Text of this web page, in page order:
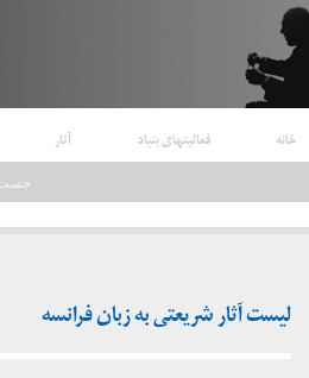
خانه فعالیتهای بنیاد آثار
لیست آثار شریعتی به زبان فرانسه